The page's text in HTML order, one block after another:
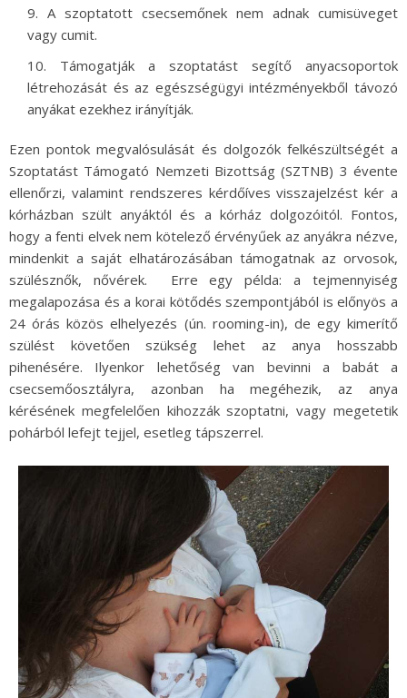
A szoptatott csecsemőnek nem adnak cumisüveget
vagy cumit.
Támogatják a szoptatást segítő anyacsoportok
létrehozását és az egészségügyi intézményekből távozó
anyákat ezekhez irányítják.
Ezen pontok megvalósulását és dolgozók felkészültségét a
Szoptatást Támogató Nemzeti Bizottság (SZTNB) 3 évente
ellenőrzi, valamint rendszeres kérdőíves visszajelzést kér a
kórházban szült anyáktól és a kórház dolgozóitól. Fontos,
hogy a fenti elvek nem kötelező érvényűek az anyákra nézve,
mindenkit a saját elhatározásában támogatnak az orvosok,
szülésznők, nővérek. Erre egy példa: a tejmennyiség
megalapozása és a korai kötődés szempontjából is előnyös a
24 órás közös elhelyezés (ún. rooming-in), de egy kimerítő
szülést követően szükség lehet az anya hosszabb
pihenésére. Ilyenkor lehetőség van bevinni a babát a
csecsemőosztályra, azonban ha megéhezik, az anya
kérésének megfelelően kihozzák szoptatni, vagy megetetik
pohárból lefejt tejjel, esetleg tápszerrel.